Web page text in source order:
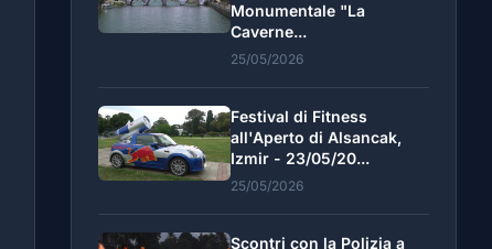
Monumentale "La
Caverne...
25/05/2026
Festival di Fitness
all'Aperto di Alsancak,
Izmir - 23/05/20...
25/05/2026
Scontri con la Polizia a